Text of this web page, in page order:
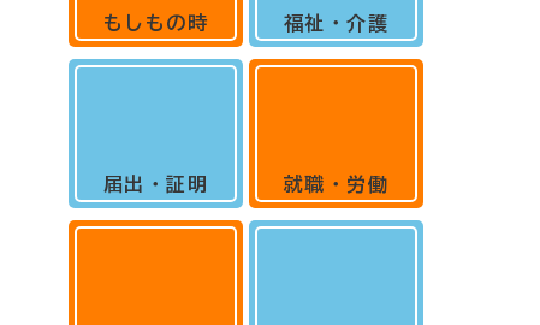
もしもの時
届出・証明
福祉・介護
就職・労働